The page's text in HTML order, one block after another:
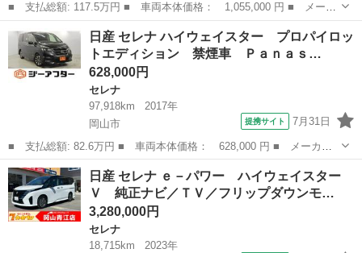
■ 支払総額: 117.5万円 ■ 車両本体価格： 1,055,000 円 ■ メーカ
ー名： 日産 ■ 車種名： セレナ ■ グレード名： ハイウェイス
ター プロパイロットエディション 禁煙車 後席モニター 両側電
動スライ...
岡山 岡山市 セレナ
日産 セレナ ハイウェイスター プロパイロッ
トエディション 禁煙車 Ｐａｎａｓ…
628,000円
セレナ
97,918km
2017年
岡山市
提携サイト 7月31日
■ 支払総額: 82.6万円 ■ 車両本体価格： 628,000 円 ■ メーカー
名： 日産 ■ 車種名： セレナ ■ グレード名： ハイウェイスタ
ー プロパイロットエディション 禁煙車 Ｐａｎａｓｏｎｉｃ社外
ナビ フルセ...
岡山 岡山市 セレナ
日産 セレナ ｅ－パワー ハイウェイスター
Ｖ 純正ナビ／ＴＶ／フリップダウンモ…
3,280,000円
セレナ
18,715km
2023年